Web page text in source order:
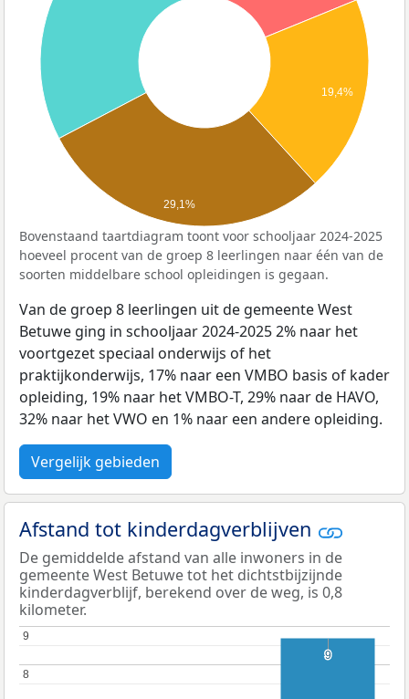
19,4%
29,1%
Bovenstaand taartdiagram toont voor schooljaar 2024-2025
hoeveel procent van de groep 8 leerlingen naar één van de
soorten middelbare school opleidingen is gegaan.
Van de groep 8 leerlingen uit de gemeente West
Betuwe ging in schooljaar 2024-2025 2% naar het
voortgezet speciaal onderwijs of het
praktijkonderwijs, 17% naar een VMBO basis of kader
opleiding, 19% naar het VMBO-T, 29% naar de HAVO,
32% naar het VWO en 1% naar een andere opleiding.
Vergelijk gebieden
Afstand tot kinderdagverblijven
De gemiddelde afstand van alle inwoners in de
gemeente West Betuwe tot het dichtstbijzijnde
kinderdagverblijf, berekend over de weg, is 0,8
kilometer.
8
8
9
9
9
9